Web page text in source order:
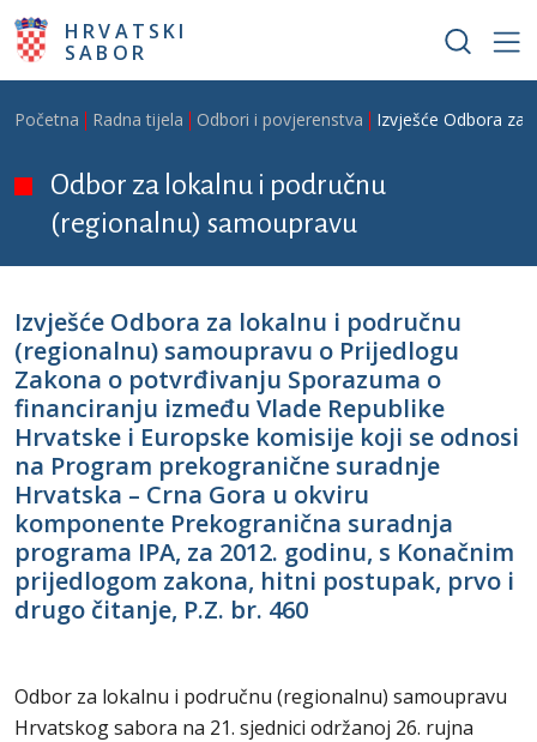
Skoči na glavni sadržaj
HRVATSKI
SABOR
Breadcrumb
Početna Radna tijela Odbori i povjerenstva Izvješće Odbora za
Odbor za lokalnu i područnu
(regionalnu) samoupravu
Izvješće Odbora za lokalnu i područnu
(regionalnu) samoupravu o Prijedlogu
Zakona o potvrđivanju Sporazuma o
financiranju između Vlade Republike
Hrvatske i Europske komisije koji se odnosi
na Program prekogranične suradnje
Hrvatska – Crna Gora u okviru
komponente Prekogranična suradnja
programa IPA, za 2012. godinu, s Konačnim
prijedlogom zakona, hitni postupak, prvo i
drugo čitanje, P.Z. br. 460
Odbor za lokalnu i područnu (regionalnu) samoupravu
Hrvatskog sabora na 21. sjednici održanoj 26. rujna